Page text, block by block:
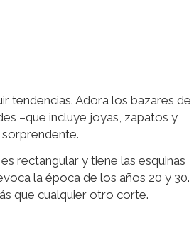
tendencias. Adora los bazares de
–que incluye joyas, zapatos y
rectangular y tiene las esquinas
evoca la época de los años 20 y 30.
que cualquier otro corte.